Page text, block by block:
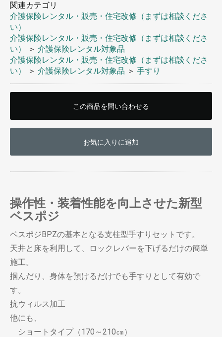
関連カテゴリ
介護保険レンタル・販売・住宅改修（まずは相談くださ
い）
介護保険レンタル・販売・住宅改修（まずは相談くださ
い）
＞ 介護保険レンタル対象品
介護保険レンタル・販売・住宅改修（まずは相談くださ
い）
＞ 介護保険レンタル対象品 ＞ 手すり
この商品を問い合わせる
お気に入りに追加
操作性・装着性能を向上させた新型
ベスポジ
ベスポジBPZの基本となる支柱型手すりセットです。
天井と床を利用して、ロックレバーを下げるだけの簡単
施工。
掴んだり、身体を預けるだけでも手すりとして有効で
す。
抗ウィルス加工
他にも、
ショートタイプ（170～210㎝）